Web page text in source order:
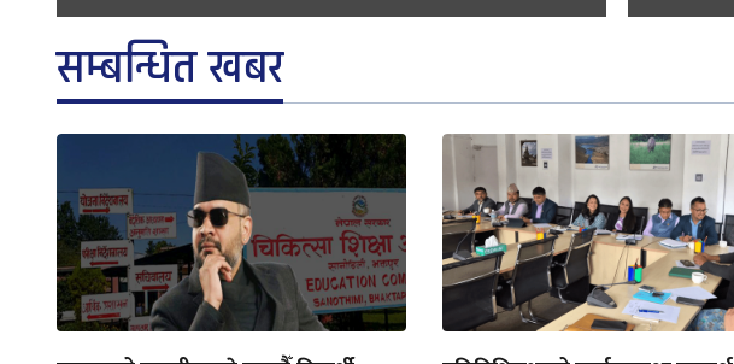
सम्बन्धित खबर